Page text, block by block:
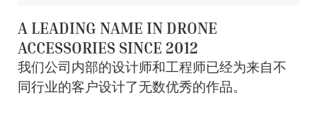
A LEADING NAME IN DRONE
ACCESSORIES SINCE 2012
我们公司内部的设计师和工程师已经为来自不
同行业的客户设计了无数优秀的作品。